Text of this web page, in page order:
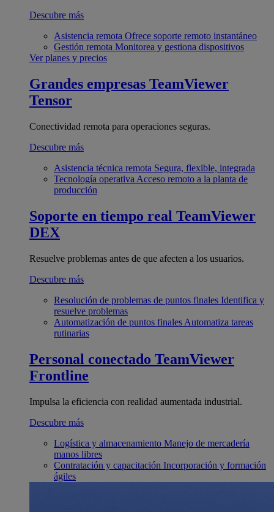
Descubre más
Asistencia remota Ofrece soporte remoto instantáneo
Gestión remota Monitorea y gestiona dispositivos
Ver planes y precios
Grandes empresas TeamViewer
Tensor
Conectividad remota para operaciones seguras.
Descubre más
Asistencia técnica remota Segura, flexible, integrada
Tecnología operativa Acceso remoto a la planta de
producción
Soporte en tiempo real TeamViewer
DEX
Resuelve problemas antes de que afecten a los usuarios.
Descubre más
Resolución de problemas de puntos finales Identifica y
resuelve problemas
Automatización de puntos finales Automatiza tareas
rutinarias
Personal conectado TeamViewer
Frontline
Impulsa la eficiencia con realidad aumentada industrial.
Descubre más
Logística y almacenamiento Manejo de mercadería
manos libres
Contratación y capacitación Incorporación y formación
ágiles